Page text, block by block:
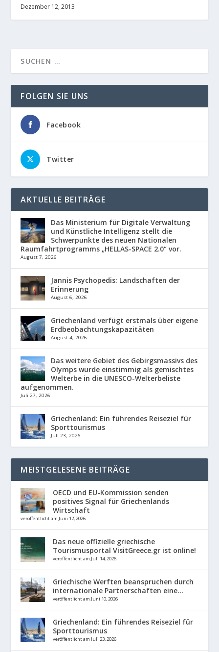
Dezember 12, 2013
FOLGEN SIE UNS
Facebook
Twitter
AKTUELLE BEITRÄGE
Das Ministerium für Digitale Verwaltung
und Künstliche Intelligenz stellt die
Schwerpunkte des neuen Nationalen
Raumfahrtprogramms „HELLAS-SPACE 2.0“ vor.
August 7, 2026
Jannis Psychopedis: Landschaften der
Erinnerung
August 6, 2026
Griechenland verfügt erstmals über eigene
Erdbeobachtungskapazitäten
August 4, 2026
Das weitere Gebiet des Gebirgsmassivs des
Olymps wurde einstimmig als gemischtes
Welterbe in die UNESCO-Welterbeliste
aufgenommen.
Juli 27, 2026
Griechenland: Ein führendes Reiseziel für
Sporttourismus
Juli 23, 2026
MEISTGELESENE BEITRÄGE
OECD und EU-Kommission senden
positives Signal für Griechenlands
Wirtschaft
veröffentlicht am Juni 12, 2026
Das neue offizielle griechische
Tourismusportal VisitGreece.gr ist online!
veröffentlicht am Juli 14, 2026
Griechische Werften beanspruchen durch
internationale Partnerschaften eine...
veröffentlicht am Juni 10, 2026
Griechenland: Ein führendes Reiseziel für
Sporttourismus
veröffentlicht am Juli 23, 2026